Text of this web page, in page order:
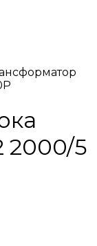
2000/5